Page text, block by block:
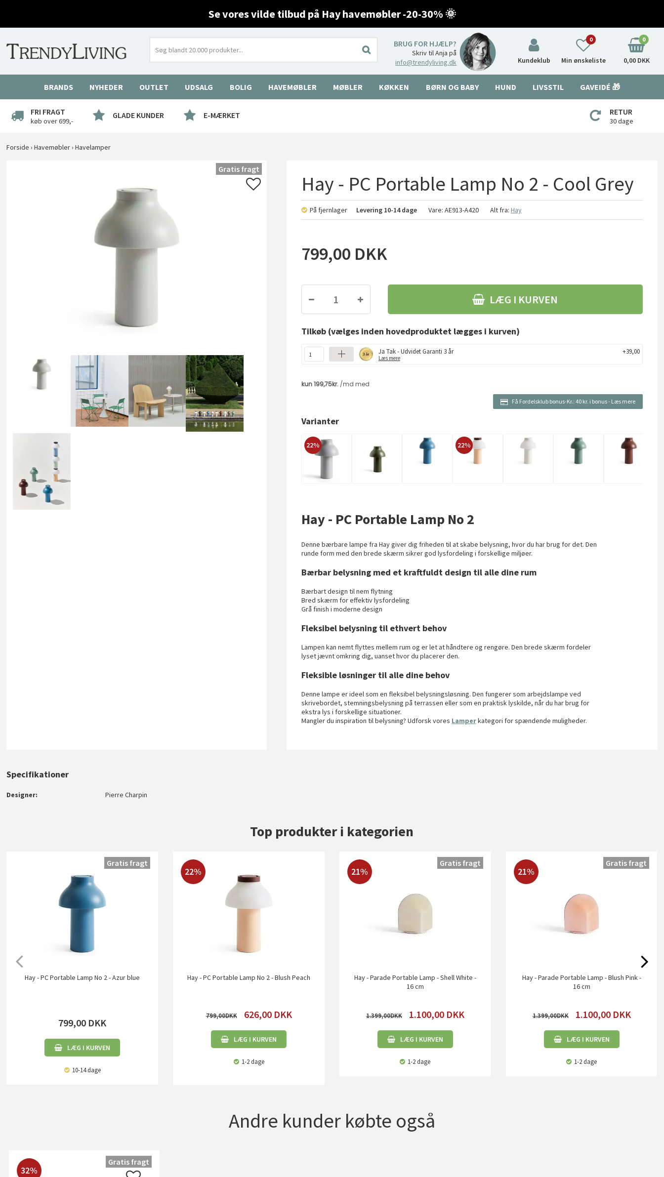
Se vores vilde tilbud på Hay havemøbler -20-30% 🌞
BRUG FOR HJÆLP?
Skriv til Anja på
info@trendyliving.dk
Kundeklub Min ønskeliste
0 0
0,00 DKK
BRANDS NYHEDER OUTLET UDSALG BOLIG HAVEMØBLER MØBLER KØKKEN BØRN OG BABY HUND LIVSSTIL GAVEIDÉ 🎁
FRI FRAGT
køb over 699,-
GLADE KUNDER E-MÆRKET RETUR
30 dage
Forside ›Havemøbler›Havelamper
Gratis fragt
Hay - PC Portable Lamp No 2 - Cool Grey
På fjernlager Levering 10-14 dage Vare: AE913-A420 Alt fra: Hay
799,00 DKK
LÆG I KURVEN
Tilkøb (vælges inden hovedproduktet lægges i kurven)
Ja Tak - Udvidet Garanti 3 år
Læs mere
+39,00
Få Fordelsklub bonus-Kr.: 40 kr. i bonus- Læs mere
Varianter
22% 22%
Hay - PC Portable Lamp No 2
Denne bærbare lampe fra Hay giver dig friheden til at skabe belysning, hvor du har brug for det. Den
runde form med den brede skærm sikrer god lysfordeling i forskellige miljøer.
Bærbar belysning med et kraftfuldt design til alle dine rum
Bærbart design til nem flytning
Bred skærm for effektiv lysfordeling
Grå finish i moderne design
Fleksibel belysning til ethvert behov
Lampen kan nemt flyttes mellem rum og er let at håndtere og rengøre. Den brede skærm fordeler
lyset jævnt omkring dig, uanset hvor du placerer den.
Fleksible løsninger til alle dine behov
Denne lampe er ideel som en fleksibel belysningsløsning. Den fungerer som arbejdslampe ved
skrivebordet, stemningsbelysning på terrassen eller som en praktisk lyskilde, når du har brug for
ekstra lys i forskellige situationer.
Mangler du inspiration til belysning? Udforsk vores Lamperkategori for spændende muligheder.
Specifikationer
Designer Pierre Charpin
Top produkter i kategorien
Hay - PC Portable Lamp No 2 - Azur blue
799,00 DKK
LÆG I KURVEN
10-14 dage
Gratis fragt
22%
Hay - PC Portable Lamp No 2 - Blush Peach
799,00 626,00 DKK
LÆG I KURVEN
1-2 dage
21%
Hay - Parade Portable Lamp - Shell White -
16 cm
1.399,00 1.100,00 DKK
LÆG I KURVEN
1-2 dage
Gratis fragt
21%
Hay - Parade Portable Lamp - Blush Pink -
16 cm
1.399,00 1.100,00 DKK
LÆG I KURVEN
1-2 dage
Gratis fragt
Andre kunder købte også
32%
Gratis fragt